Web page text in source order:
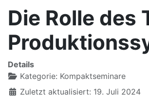
Die Rolle des
Details
Kategorie: Kompaktseminare
Zuletzt aktualisiert: 19. Juli 2024